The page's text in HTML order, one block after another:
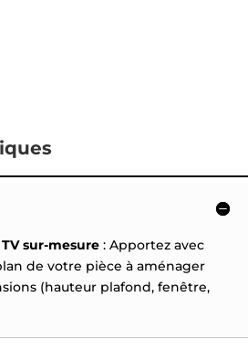
sur-mesure : Apportez avec
de votre pièce à aménager
(hauteur plafond, fenêtre,